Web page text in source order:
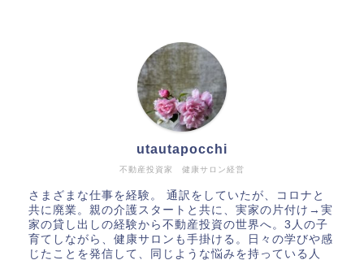
不動産投資家 健康サロン経営
utautapocchi
さまざまな仕事を経験。 通訳をしていたが、コロナと
共に廃業。親の介護スタートと共に、実家の片付け→実
家の貸し出しの経験から不動産投資の世界へ。3人の子
育てしながら、健康サロンも手掛ける。日々の学びや感
じたことを発信して、同じような悩みを持っている人